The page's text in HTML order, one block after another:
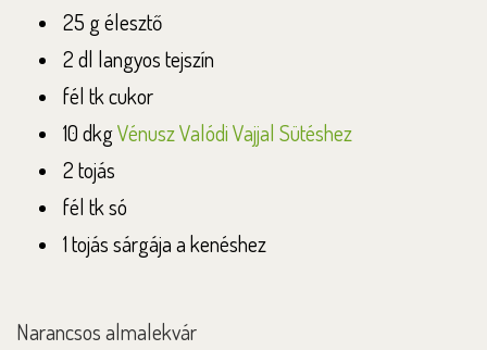
25 g élesztő
2 dl langyos tejszín
fél tk cukor
10 dkgVénusz Valódi Vajjal Sütéshez
2 tojás
fél tk só
1 tojás sárgája a kenéshez
Narancsos almalekvár